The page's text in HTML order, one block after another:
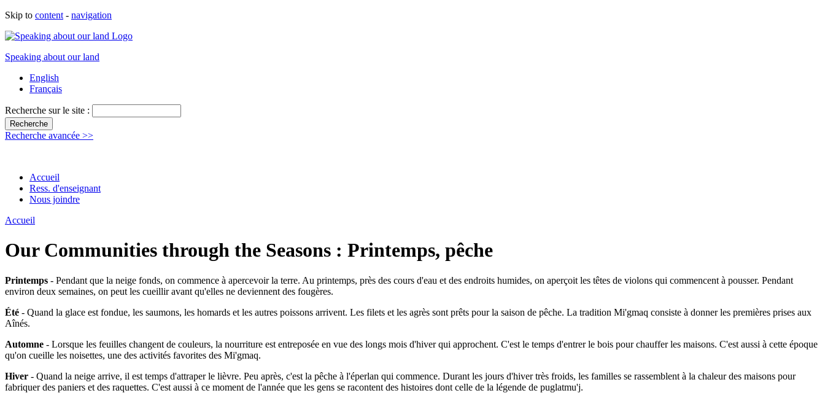
Skip to content - navigation
Speaking about our land
English
Français
Recherche sur le site :
Recherche avancée >>
Accueil
Ress. d'enseignant
Nous joindre
Accueil
Our Communities through the Seasons : Printemps, pêche
Printemps - Pendant que la neige fonds, on commence à apercevoir la terre. Au printemps, près des cours d'eau et des endroits humides, on aperçoit les têtes de violons qui commencent à pousser. Pendant
environ deux semaines, on peut les cueillir avant qu'elles ne deviennent des fougères.
Été - Quand la glace est fondue, les saumons, les homards et les autres poissons arrivent. Les filets et les agrès sont prêts pour la saison de pêche. La tradition Mi'gmaq consiste à donner les premières prises aux
Aînés.
Automne - Lorsque les feuilles changent de couleurs, la nourriture est entreposée en vue des longs mois d'hiver qui approchent. C'est le temps d'entrer le bois pour chauffer les maisons. C'est aussi à cette époque
qu'on cueille les noisettes, une des activités favorites des Mi'gmaq.
Hiver - Quand la neige arrive, il est temps d'attraper le lièvre. Peu après, c'est la pêche à l'éperlan qui commence. Durant les jours d'hiver très froids, les familles se rassemblent à la chaleur des maisons pour
fabriquer des paniers et des raquettes. C'est aussi à ce moment de l'année que les gens se racontent des histoires dont celle de la légende de puglatmu'j.